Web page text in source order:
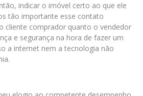
indicar o imóvel certo ao que ele
tão importante esse contato
cliente comprador quanto o vendedor
e segurança na hora de fazer um
a internet nem a tecnologia não